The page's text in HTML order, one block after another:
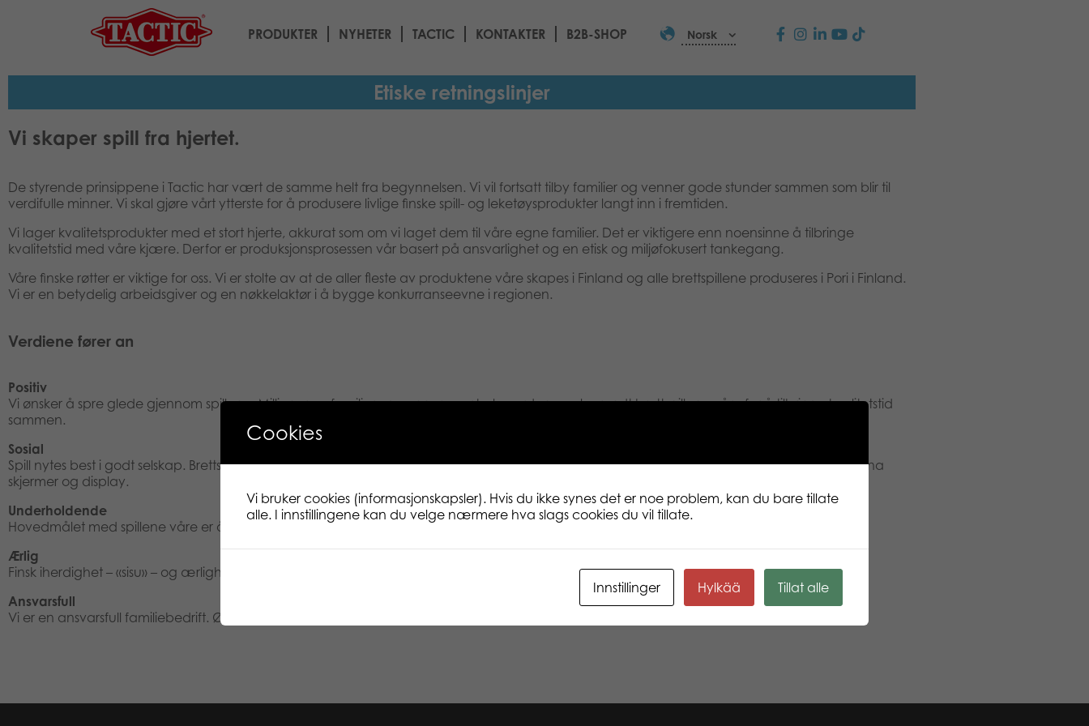
PRODUKTER NYHETER TACTIC KONTAKTER B2B-SHOP Norsk
Etiske retningslinjer
Vi skaper spill fra hjertet.
De styrende prinsippene i Tactic har vært de samme helt fra begynnelsen. Vi vil fortsatt tilby familier og venner gode stunder sammen som blir til
verdifulle minner. Vi skal gjøre vårt ytterste for å produsere livlige finske spill- og leketøysprodukter langt inn i fremtiden.
Vi lager kvalitetsprodukter med et stort hjerte, akkurat som om vi laget dem til våre egne familier. Det er viktigere enn noensinne å tilbringe
kvalitetstid med våre kjære. Derfor er produksjonsprosessen vår basert på ansvarlighet og en etisk og miljøfokusert tankegang.
Våre finske røtter er viktige for oss. Vi er stolte av at de aller fleste av produktene våre skapes i Finland og alle brettspillene produseres i Pori i Finland.
Vi er en betydelig arbeidsgiver og en nøkkelaktør i å bygge konkurranseevne i regionen.
Verdiene fører an
Positiv
Vi ønsker å spre glede gjennom spillene. Millioner av familier og venner over hele verden samles rundt brettspillene våre for å tilbringe kvalitetstid
sammen.
Sosial
Spill nytes best i godt selskap. Brettspilling utvikler tenking, hukommelse og strategiske ferdigheter hos både store og små – og holder dem unna
skjermer og display.
Underholdende
Hovedmålet med spillene våre er å underholde. Vi vet at vi har lyktes når spillene spilles gang på gang, fra generasjon til generasjon.
Ærlig
Finsk iherdighet – «sisu» – og ærlighet leder vei når vi har med kunder og partnere å gjøre. Vi er harde, men rettferdige.
Ansvarsfull
Vi er en ansvarsfull familiebedrift. Økologisk tankegang og bærekraft er vesentlig i produktene våre og hele produksjonskjeden.
Cookies
Vi bruker cookies (informasjonskapsler). Hvis du ikke synes det er noe problem, kan du bare tillate
alle. I innstillingene kan du velge nærmere hva slags cookies du vil tillate.
Innstillinger Hylkää Tillat alle